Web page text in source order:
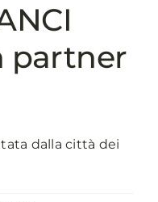
italiani
partner
dalla città dei